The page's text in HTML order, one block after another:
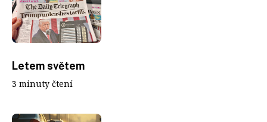
Letem světem
3 minuty čtení